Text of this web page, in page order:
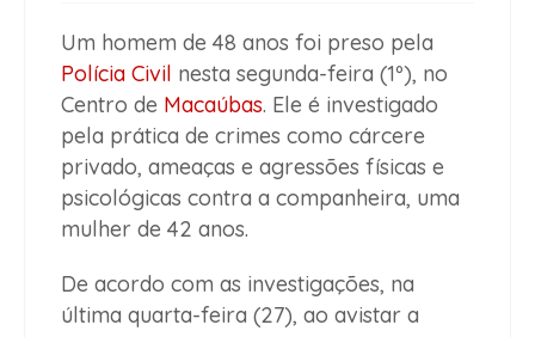
Um homem de 48 anos foi preso pela
Polícia Civil nesta segunda-feira (1º), no
Centro de Macaúbas. Ele é investigado
pela prática de crimes como cárcere
privado, ameaças e agressões físicas e
psicológicas contra a companheira, uma
mulher de 42 anos.
De acordo com as investigações, na
última quarta-feira (27), ao avistar a